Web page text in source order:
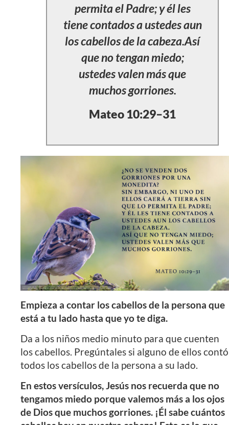
permita el Padre; y él les
tiene contados a ustedes aun
los cabellos de la cabeza.Así
que no tengan miedo;
ustedes valen más que
muchos gorriones.
Mateo 10:29–31
Empieza a contar los cabellos de la persona que
está a tu lado hasta que yo te diga.
Da a los niños medio minuto para que cuenten
los cabellos. Pregúntales si alguno de ellos contó
todos los cabellos de la persona a su lado.
En estos versículos, Jesús nos recuerda que no
tengamos miedo porque valemos más a los ojos
de Dios que muchos gorriones. ¡Él sabe cuántos